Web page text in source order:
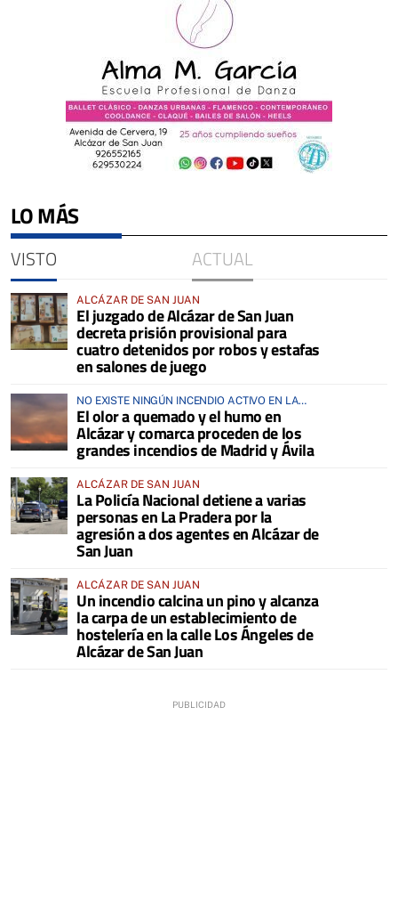
LO MÁS
VISTO ACTUAL
ALCÁZAR DE SAN JUAN
El juzgado de Alcázar de San Juan
decreta prisión provisional para
cuatro detenidos por robos y estafas
en salones de juego
NO EXISTE NINGÚN INCENDIO ACTIVO EN LA
COMARCA
El olor a quemado y el humo en
Alcázar y comarca proceden de los
grandes incendios de Madrid y Ávila
ALCÁZAR DE SAN JUAN
La Policía Nacional detiene a varias
personas en La Pradera por la
agresión a dos agentes en Alcázar de
San Juan
ALCÁZAR DE SAN JUAN
Un incendio calcina un pino y alcanza
la carpa de un establecimiento de
hostelería en la calle Los Ángeles de
Alcázar de San Juan